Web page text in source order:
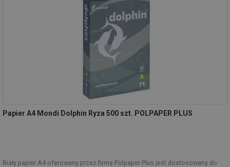
Papier A4 Mondi Dolphin Ryza 500 szt. POLPAPER PLUS
Biały papier A4 oferowany przez firmę Polpaper Plus jest dostosowany do